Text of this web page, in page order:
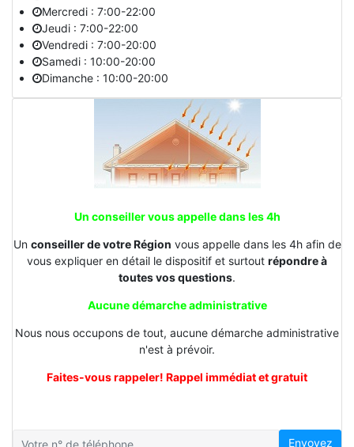
Mercredi : 7:00-22:00
Jeudi : 7:00-22:00
Vendredi : 7:00-20:00
Samedi : 10:00-20:00
Dimanche : 10:00-20:00
Un conseiller vous appelle dans les 4h
Un conseiller de votre Région vous appelle dans les 4h afin de
vous expliquer en détail le dispositif et surtout répondre à
toutes vos questions.
Aucune démarche administrative
Nous nous occupons de tout, aucune démarche administrative
n'est à prévoir.
Faites-vous rappeler! Rappel immédiat et gratuit
Envoyez